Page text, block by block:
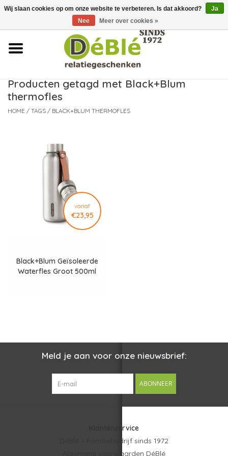
Over ons
Contact
Nieuws
Producten getagd met Black+Blum
thermofles
HOME / TAGS / BLACK+BLUM THERMOFLES
vanaf
€23,95
Black+Blum Geïsoleerde
Waterfles Groot 500ml
Meld je aan voor onze nieuwsbrief:
ABONNEER
Klantenservice
DéBlé – Familiebedrijf sinds 1972
Algemene voorwaarden DéBlé
Wij slaan cookies op om onze website te verbeteren. Is dat akkoord?
Ja
Nee
Meer over cookies »